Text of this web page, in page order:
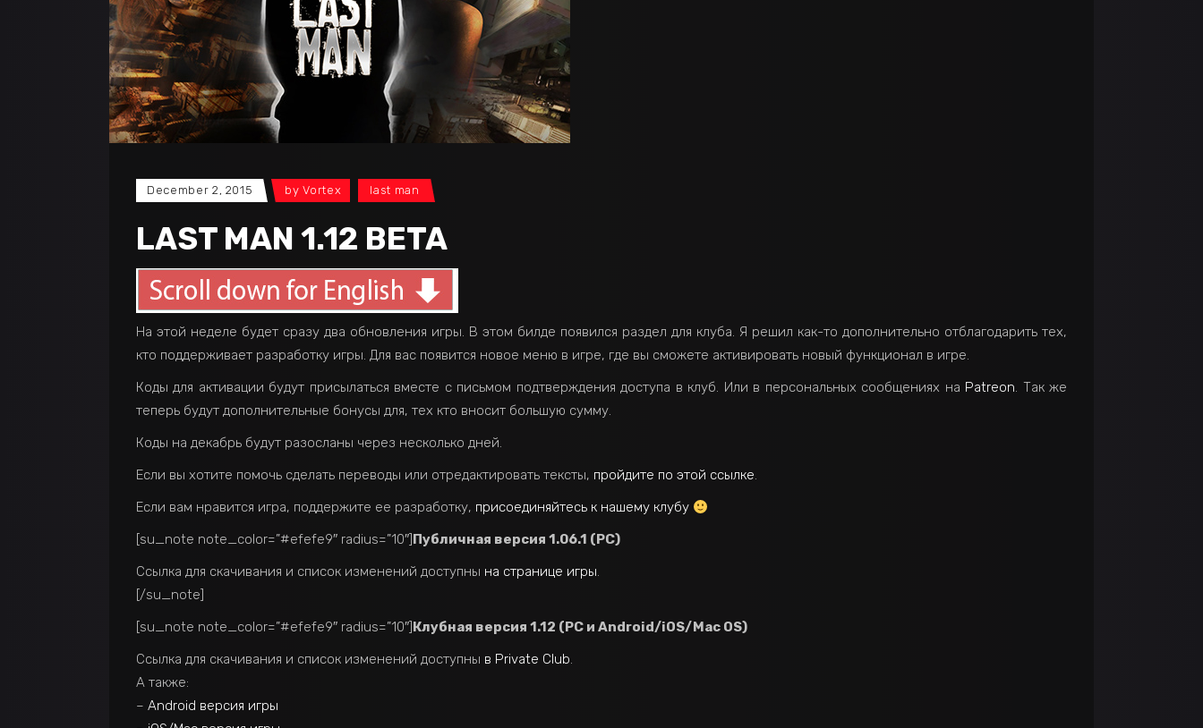
December 2, 2015 byVortex last man
LAST MAN 1.12 BETA
На этой неделе будет сразу два обновления игры. В этом билде появился раздел для клуба. Я решил как-то дополнительно отблагодарить тех,
кто поддерживает разработку игры. Для вас появится новое меню в игре, где вы сможете активировать новый функционал в игре.
Коды для активации будут присылаться вместе с письмом подтверждения доступа в клуб. Или в персональных сообщениях на Patreon. Так же
теперь будут дополнительные бонусы для, тех кто вносит большую сумму.
Коды на декабрь будут разосланы через несколько дней.
Если вы хотите помочь сделать переводы или отредактировать тексты, пройдите по этой ссылке.
Если вам нравится игра, поддержите ее разработку, присоединяйтесь к нашему клубу
[su_note note_color=”#efefe9″ radius=”10″]Публичная версия 1.06.1 (PC)
Ссылка для скачивания и список изменений доступны на странице игры.
[/su_note]
[su_note note_color=”#efefe9″ radius=”10″]Клубная версия 1.12 (PC и Android/iOS/Mac OS)
Ссылка для скачивания и список изменений доступны в Private Club.
А также:
– Android версия игры